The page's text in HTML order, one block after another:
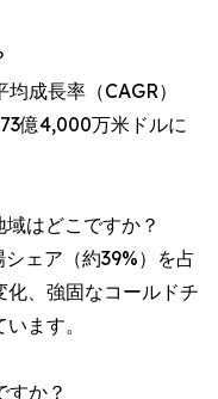
成長率（CAGR）
億4,000万米ドルに
はどこですか？
ェア（約39%）を占
、強固なコールドチ
ます。
すか？